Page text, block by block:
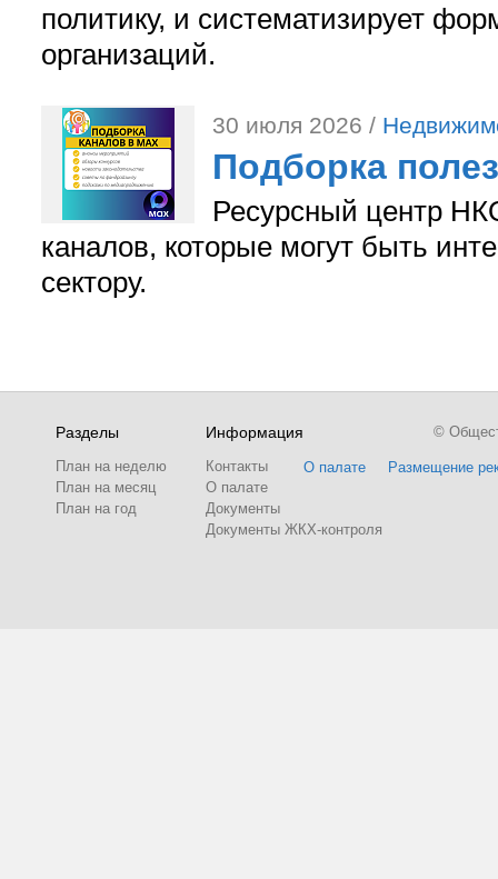
политику, и систематизирует
организаций.
30 июля 2026 /
Подборка
Ресурсный центр
каналов, которые могут быть
сектору.
Разделы
План на неделю
План на месяц
План на год
Информация
Контакты
О палате
Документы
Документы ЖКХ-контроля
О палате Размещение
©